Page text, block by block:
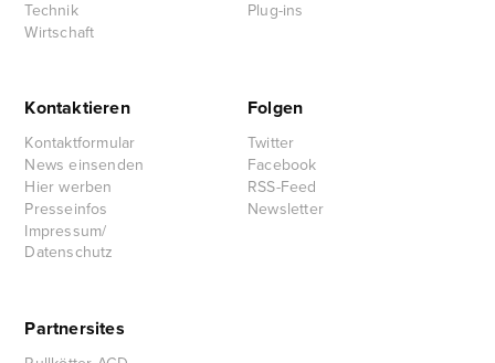
Technik
Wirtschaft
Plug-ins
Kontaktieren
Kontaktformular
News einsenden
Hier werben
Presseinfos
Impressum/
Datenschutz
Folgen
Twitter
Facebook
RSS-Feed
Newsletter
Partnersites